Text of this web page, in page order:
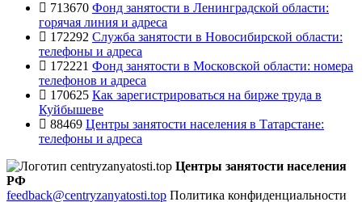
713670 Фонд занятости в Ленинградской области:
горячая линия и адреса
172292 Служба занятости в Новосибирской области:
телефоны и адреса
172221 Фонд занятости в Московской области: номера
телефонов и адреса
170625 Как зарегистрироваться на бирже труда в
Куйбышеве
88469 Центры занятости населения в Татарстане:
телефоны и адреса
Центры занятости населения
РФ
feedback@centryzanyatosti.top Политика конфиденциальности